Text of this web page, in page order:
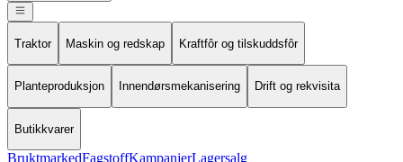
Traktor Maskin og redskap Kraftfôr og tilskuddsfôr
Planteproduksjon Innendørsmekanisering Drift og rekvisita
Butikkvarer
BruktmarkedFagstoffKampanjerLagersalg